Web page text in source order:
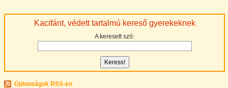
Kacifánt, védett tartalmú kereső gyerekeknek
A keresett szó:
Újdonságok RSS-en